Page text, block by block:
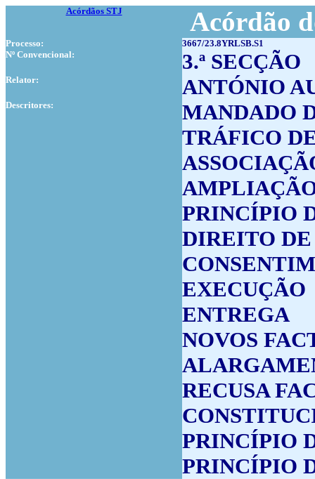
Acórdãos STJ Acórdão
Processo:
3667/23.8YRLSB.S1
Nº Convencional:
3.ª SECÇÃO
Relator: ANTÓNIO
Descritores:
MANDADO
TRÁFICO
PRINCÍPIO
DIREITO
EXECUÇÃO
ENTREGA
NOVOS
RECUSA
PRINCÍPIO
PRINCÍPIO